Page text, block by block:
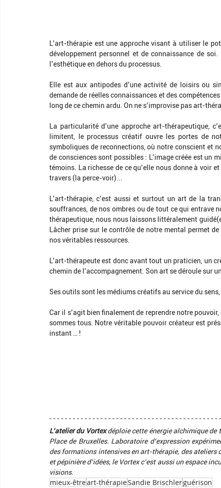
L’art-thérapie est une approche visant à utiliser le
développement personnel et de connaissance de
l’esthétique en dehors du processus.
Elle est aux antipodes d’une activité de loisirs ou
demande de réelles connaissances et des
long de ce chemin ardu. On ne s’improvise pas art-
La particularité d’une approche art-thérapeutique,
limitent, le processus créatif ouvre les portes de
symboliques de reconnections, où notre conscient et
de consciences sont possibles : L’image créée est un
témoins. La richesse de ce qu’elle nous donne à voir
travers (la perce-voir)...
L’art-thérapie, c’est aussi et surtout un art de la
souffrances, de nos ombres ou de tout ce qui entrave
thérapeutique, nous nous laissons littéralement
Lâcher prise sur le contrôle de notre mental permet
nos véritables ressources.
L’art-thérapeute est donc avant tout un praticien, un
chemin de l’accompagnement. Son art se déroule sur
Ses outils sont les médiums créatifs au service du
Car il s’agit bien finalement de reprendre notre
sommes tous. Notre véritable pouvoir créateur est
instant … !
L’atelier du Vortex déploie cette énergie alchimique de
Place de Bruxelles. Laboratoire d’expression
des formations intensives en art-thérapie, des ateliers
et pépinière d’idées, le Vortex c’est aussi un espace
visions.
mieux-êtreart-thérapieSandie Brischlerguérison